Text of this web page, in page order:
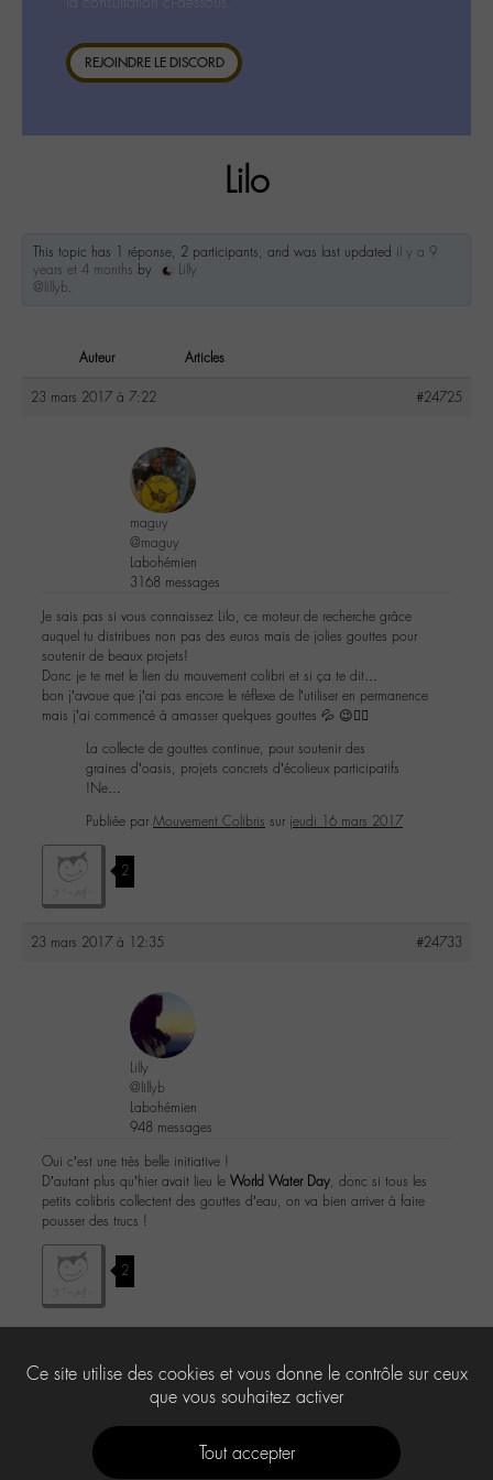
REJOINDRE LE DISCORD
Lilo
This topic has 1 réponse, 2 participants, and was last updated il y a 9
years et 4 months by
Lilly
@lillyb.
Auteur Articles
23 mars 2017 à 7:22 #24725
maguy
@maguy
Labohémien
3168 messages
Je sais pas si vous connaissez Lilo, ce moteur de recherche grâce
auquel tu distribues non pas des euros mais de jolies gouttes pour
soutenir de beaux projets!
Donc je te met le lien du mouvement colibri et si ça te dit…
bon j’avoue que j’ai pas encore le réflexe de l’utiliser en permanence
mais j’ai commencé à amasser quelques gouttes 💦 😉✌🏼
La collecte de gouttes continue, pour soutenir des
graines d’oasis, projets concrets d’écolieux participatifs
!Ne…
Publiée par Mouvement Colibris sur jeudi 16 mars 2017
2
23 mars 2017 à 12:35 #24733
Lilly
@lillyb
Labohémien
948 messages
Oui c’est une très belle initiative !
D’autant plus qu’hier avait lieu le World Water Day , donc si tous les
petits colibris collectent des gouttes d’eau, on va bien arriver à faire
pousser des trucs !
2
Le forum ‘Aime ta planète’ est fermé à de nouveaux sujets et réponses.
Ce site utilise des cookies et vous donne le contrôle sur ceux
que vous souhaitez activer
Tout accepter